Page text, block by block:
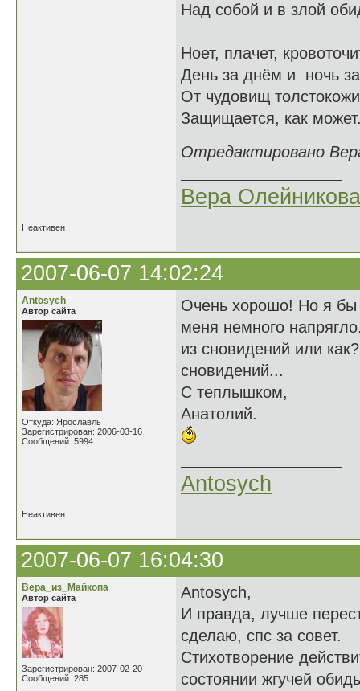
Над собой и в злой
Ноет, плачет,
День за днём и ночь
От чудовищ
Защищается, как
Отредактировано
Вера Олейникова
Неактивен
2007-06-07 14:02:24
Antosych
Автор сайта
Откуда: Ярославль
Зарегистрирован: 2006-03-16
Сообщений: 5994
Очень хорошо! Но я бы
меня немного
из сновидений или
сновидений...
С теплышком,
Анатолий.
Antosych
Неактивен
2007-06-07 16:04:30
Вера_из_Майкопа
Автор сайта
Зарегистрирован: 2007-02-20
Сообщений: 285
Antosych,
И правда, лучше
сделаю, спс за совет.
Стихотворение
состоянии жгучей